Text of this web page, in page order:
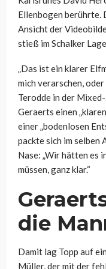
Ellenbogen berührte.
Ansicht der
stieß im Schalker
„Das ist ein klarer
mich verarschen, oder
Terodde in der
Geraerts einen
einer „bodenlosen
packte sich im selben
Nase: „Wir hätten es
müssen, ganz klar.“
die
Damit lag Topp auf
Müller, der mit der